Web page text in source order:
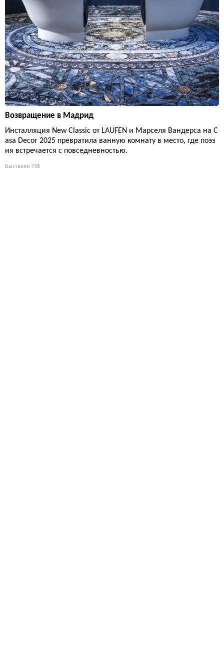
Возвращение в Мадрид
Инсталляция New Classic от LAUFEN и Марселя Вандерса на C
asa Decor 2025 превратила ванную комнату в место, где поэз
ия встречается с повседневностью.
Выставки 736